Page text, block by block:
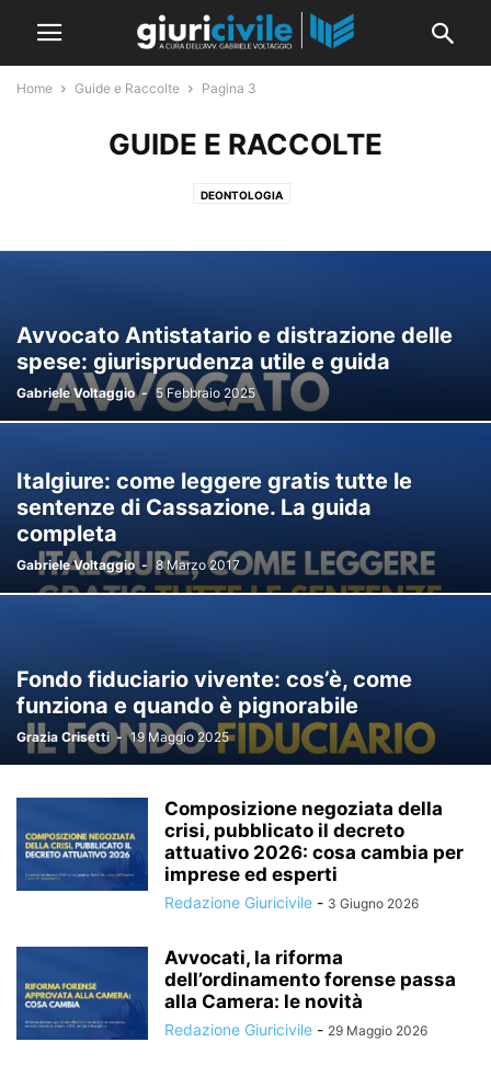
Home Guide e Raccolte Pagina 3
GUIDE E RACCOLTE
DEONTOLOGIA
Avvocato Antistatario e distrazione delle
spese: giurisprudenza utile e guida
Gabriele Voltaggio - 5 Febbraio 2025
Italgiure: come leggere gratis tutte le
sentenze di Cassazione. La guida
completa
Gabriele Voltaggio - 8 Marzo 2017
Fondo fiduciario vivente: cos’è, come
funziona e quando è pignorabile
Grazia Crisetti - 19 Maggio 2025
Composizione negoziata della
crisi, pubblicato il decreto
attuativo 2026: cosa cambia per
imprese ed esperti
Redazione Giuricivile - 3 Giugno 2026
Avvocati, la riforma
dell’ordinamento forense passa
alla Camera: le novità
Redazione Giuricivile - 29 Maggio 2026